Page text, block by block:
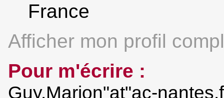
France
Afficher mon profil
Pour m'écrire :
Guy.Marion"at"ac-